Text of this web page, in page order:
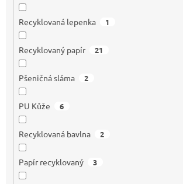
Recyklovaná lepenka 1
Recyklovaný papír 21
Pšeničná sláma 2
PU Kůže 6
Recyklovaná bavlna 2
Papír recyklovaný 3